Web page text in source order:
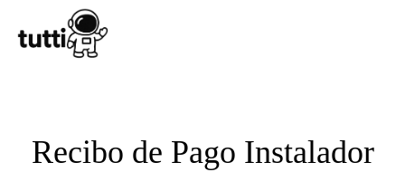
Recibo de Pago Instalador